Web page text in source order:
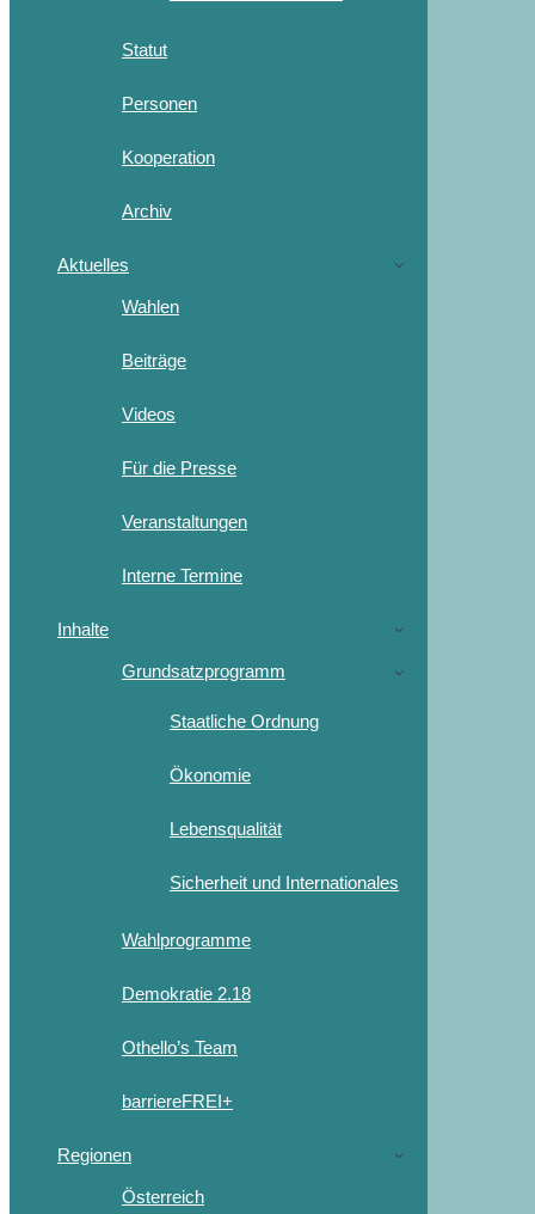
Statut
Personen
Kooperation
Archiv
Aktuelles
Wahlen
Beiträge
Videos
Für die Presse
Veranstaltungen
Interne Termine
Inhalte
Grundsatzprogramm
Staatliche Ordnung
Ökonomie
Lebensqualität
Sicherheit und Internationales
Wahlprogramme
Demokratie 2.18
Othello’s Team
barriereFREI+
Regionen
Österreich